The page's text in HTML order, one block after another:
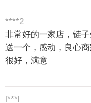
****2
非常好的一家店，链
送一个，感动，良心
很好，满意
l***l